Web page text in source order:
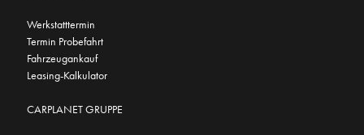
Werkstatttermin
Termin Probefahrt
Fahrzeugankauf
Leasing-Kalkulator
CARPLANET GRUPPE